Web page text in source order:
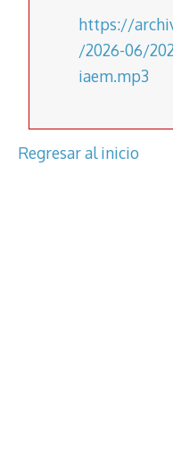
https://
/2026-06/
iaem.mp3
Regresar al inicio